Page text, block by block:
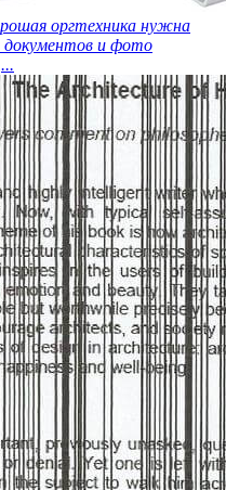
оргтехника нужна
документов и фото